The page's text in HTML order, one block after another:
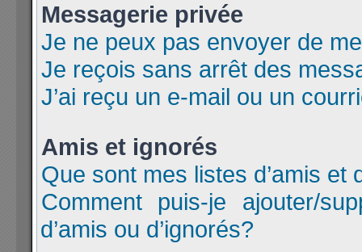
Messagerie privée
Je ne peux pas envoyer de
Je reçois sans arrêt des
J’ai reçu un e-mail ou un
Amis et ignorés
Que sont mes listes d’amis et
Comment puis-je ajouter/
d’amis ou d’ignorés?